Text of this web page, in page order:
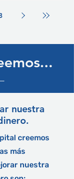
nuestra
creemos
más
nuestra